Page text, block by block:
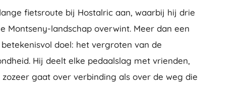
fietsroute bij Hostalric aan, waarbij hij drie
Montseny-landschap overwint. Meer dan een
doel: het vergroten van de
Hij deelt elke pedaalslag met vrienden,
gaat over verbinding als over de weg die